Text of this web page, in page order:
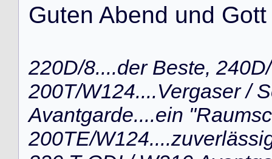
Guten Abend und Gott
220D/8....der Beste,
200T/W124....Vergaser /
Avantgarde....ein
200TE/